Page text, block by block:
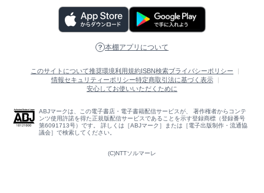
本棚アプリについて
このサイトについて推奨環境利用規約ISBN検索プライバシーポリシー
情報セキュリティーポリシー特定商取引法に基づく表示
安心してお使いいただくために
ABJマークは、この電子書店・電子書籍配信サービスが、 著作権者からコンテ
ンツ使用許諾を得た正規版配信サービスであることを示す登録商標（登録番号
第6091713号）です。 詳しくは［ABJマーク］または［電子出版制作・流通協
議会］で検索してください。
(C)NTTソルマーレ